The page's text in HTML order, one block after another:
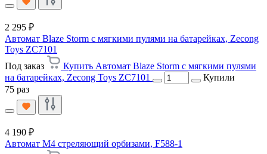
2 295 ₽
Автомат Blaze Storm с мягкими пулями на батарейках, Zecong
Toys ZC7101
Под заказ
Купить Автомат Blaze Storm с мягкими пулями
на батарейках, Zecong Toys ZC7101
Купили
75 раз
4 190 ₽
Автомат M4 стреляющий орбизами, F588-1